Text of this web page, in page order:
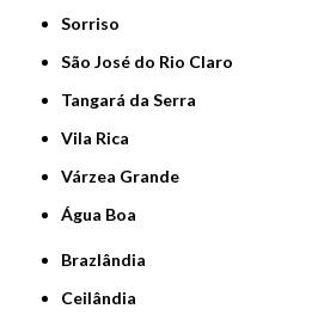
Sorriso
São José do Rio Claro
Tangará da Serra
Vila Rica
Várzea Grande
Água Boa
Brazlândia
Ceilândia